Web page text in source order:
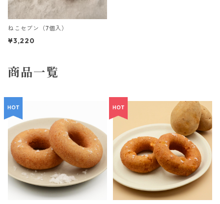
ねこセブン（7個入）
¥3,220
商品一覧